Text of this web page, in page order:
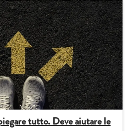
tutto. Deve aiutare le